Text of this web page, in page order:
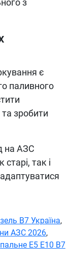
з
є
паливного
та зробити
на АЗС
так і
B7 Україна,
АЗС 2026,
пальне E5 E10 B7